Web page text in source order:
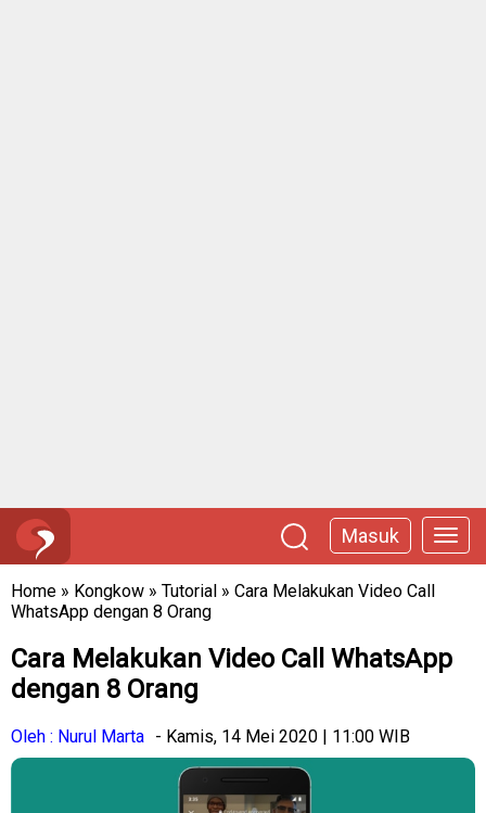
Masuk
Home » Kongkow » Tutorial » Cara Melakukan Video Call
WhatsApp dengan 8 Orang
Cara Melakukan Video Call WhatsApp
dengan 8 Orang
Oleh : Nurul Marta - Kamis, 14 Mei 2020 | 11:00 WIB